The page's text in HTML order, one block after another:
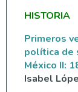
HISTORIA
Primeros
política de
México II:
Isabel